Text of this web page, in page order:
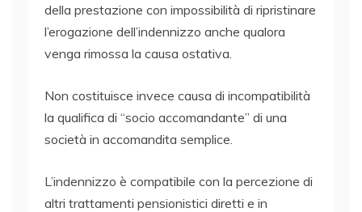
della prestazione con impossibilità di ripristinare
l’erogazione dell’indennizzo anche qualora
venga rimossa la causa ostativa.
Non costituisce invece causa di incompatibilità
la qualifica di “socio accomandante” di una
società in accomandita semplice.
L’indennizzo è compatibile con la percezione di
altri trattamenti pensionistici diretti e in